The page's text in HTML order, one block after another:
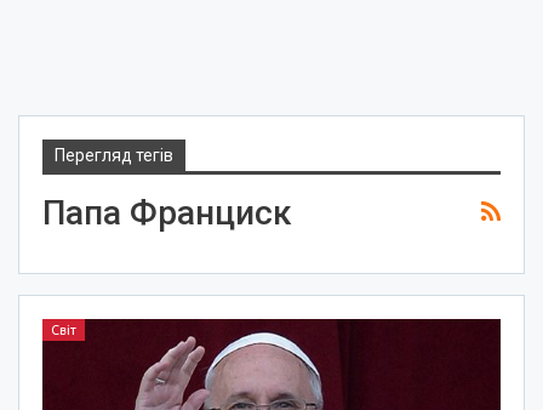
Перегляд тегів
Папа Франциск
Світ